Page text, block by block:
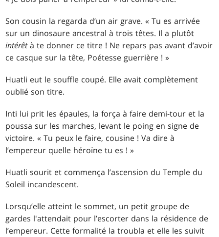
Son cousin la regarda d’un air grave. « Tu es arrivée
sur un dinosaure ancestral à trois têtes. Il a plutôt
intérêtà te donner ce titre ! Ne repars pas avant d’avoir
ce casque sur la tête, Poétesse guerrière ! »
Huatli eut le souffle coupé. Elle avait complètement
oublié son titre.
Inti lui prit les épaules, la força à faire demi-tour et la
poussa sur les marches, levant le poing en signe de
victoire. « Tu peux le faire, cousine ! Va dire à
l’empereur quelle héroïne tu es ! »
Huatli sourit et commença l’ascension du Temple du
Soleil incandescent.
Lorsqu’elle atteint le sommet, un petit groupe de
gardes l'attendait pour l’escorter dans la résidence de
l’empereur. Cette formalité la troubla et elle les suivit